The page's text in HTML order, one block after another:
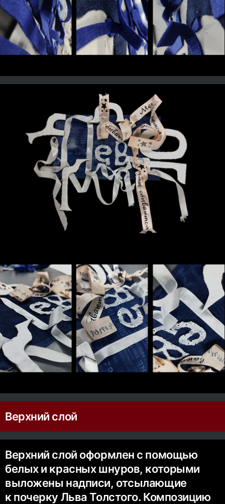
Верхний слой
Верхний слой оформлен с помощью
белых и красных шнуров, которыми
выложены надписи, отсылающие
к почерку Льва Толстого. Композицию